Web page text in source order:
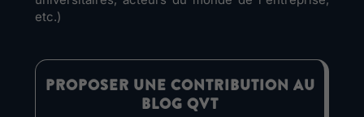
etc.)
PROPOSER UNE CONTRIBUTION AU
BLOG QVT